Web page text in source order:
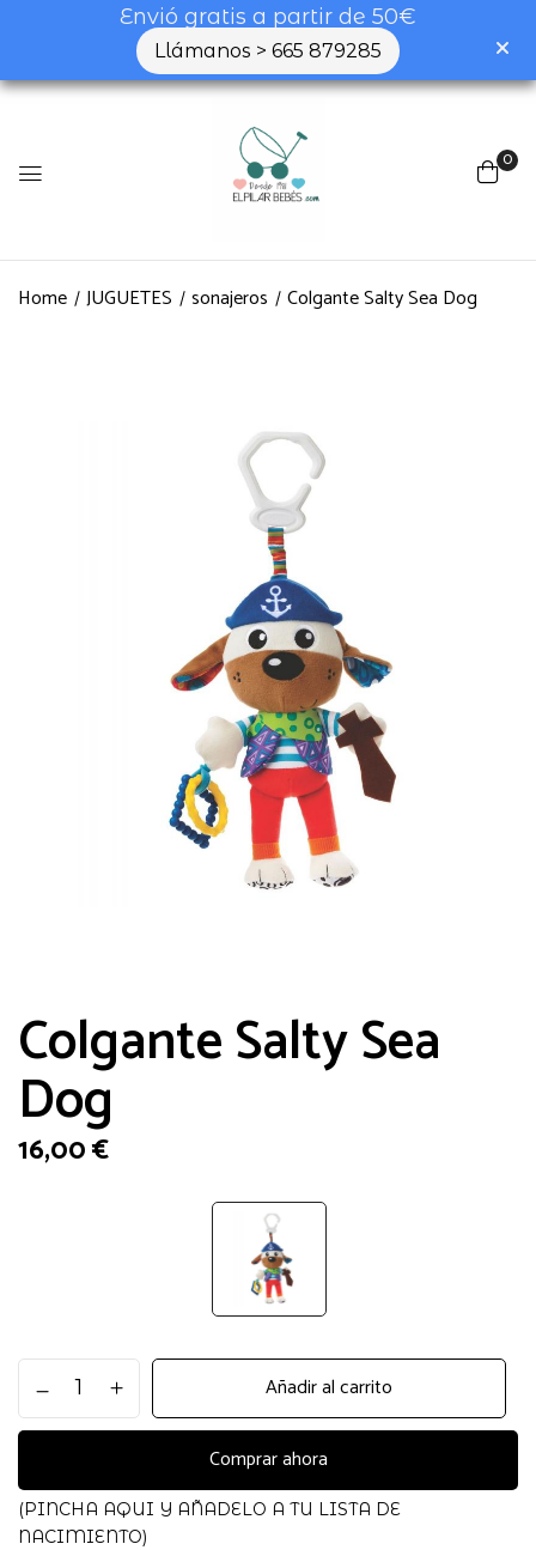
Envió gratis a partir de 50€
Llámanos > 665 879285
0
Home JUGUETES sonajeros Colgante Salty Sea Dog
Colgante Salty Sea
Dog
16,00€
Salty
Sea
cantidad
Añadir al carrito
Comprar ahora
(PINCHA AQUI Y AÑADELO A TU LISTA DE
NACIMIENTO)
“Colgante Salty Sea Dog”
Tu valoración
Guarda mi nombre, correo electrónico y
web en este navegador para la próxima